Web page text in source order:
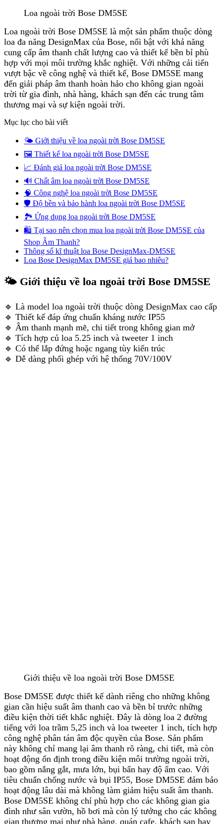
Loa ngoài trời Bose DM5SE
Loa ngoài trời Bose DM5SE là một sản phẩm thuộc dòng
loa đa năng DesignMax của Bose, nổi bật với khả năng
cung cấp âm thanh chất lượng cao và thiết kế bền bỉ phù
hợp với mọi môi trường khắc nghiệt. Với những cải tiến
vượt bậc về công nghệ và thiết kế, Bose DM5SE mang
đến giải pháp âm thanh hoàn hảo cho không gian ngoài
trời từ gia đình, nhà hàng, khách sạn đến các trung tâm
thương mại và sự kiện ngoài trời.
Mục lục cho bài viết
🌤️ Giới thiệu về loa ngoài trời Bose DM5SE
🖼️ Thiết kế loa ngoài trời Bose DM5SE
📈 Đánh giá loa ngoài trời Bose DM5SE
🔊 Chất âm loa ngoài trời Bose DM5SE
🧠 Công nghệ loa ngoài trời Bose DM5SE
🛡️ Độ bền và bảo hành loa ngoài trời Bose DM5SE
🏞️ Ứng dụng loa ngoài trời Bose DM5SE
🛍️ Tại sao nên chọn mua loa ngoài trời Bose DM5SE của
Shop Âm Thanh?
Thông số kĩ thuật loa Bose DesignMax-DM5SE
Loa Bose DesignMax DM5SE giá bao nhiêu?
🌤️ Giới thiệu về loa ngoài trời Bose DM5SE
🔹 Là model loa ngoài trời thuộc dòng DesignMax cao cấp
🔹 Thiết kế đáp ứng chuẩn kháng nước IP55
🔹 Âm thanh mạnh mẽ, chi tiết trong không gian mở
🔹 Tích hợp củ loa 5.25 inch và tweeter 1 inch
🔹 Có thể lắp đứng hoặc ngang tùy kiến trúc
🔹 Dễ dàng phối ghép với hệ thống 70V/100V
Giới thiệu về loa ngoài trời Bose DM5SE
Bose DM5SE được thiết kế dành riêng cho những không
gian cần hiệu suất âm thanh cao và bền bỉ trước những
điều kiện thời tiết khắc nghiệt. Đây là dòng loa 2 đường
tiếng với loa trầm 5,25 inch và loa tweeter 1 inch, tích hợp
công nghệ phân tán âm độc quyền của Bose. Sản phẩm
này không chỉ mang lại âm thanh rõ ràng, chi tiết, mà còn
hoạt động ổn định trong điều kiện môi trường ngoài trời,
bao gồm nắng gắt, mưa lớn, bụi bẩn hay độ ẩm cao. Với
tiêu chuẩn chống nước và bụi IP55, Bose DM5SE đảm bảo
hoạt động lâu dài mà không làm giảm hiệu suất âm thanh.
Bose DM5SE không chỉ phù hợp cho các không gian gia
đình như sân vườn, hồ bơi mà còn lý tưởng cho các không
gian thương mại như nhà hàng, quán cafe, khách sạn hay